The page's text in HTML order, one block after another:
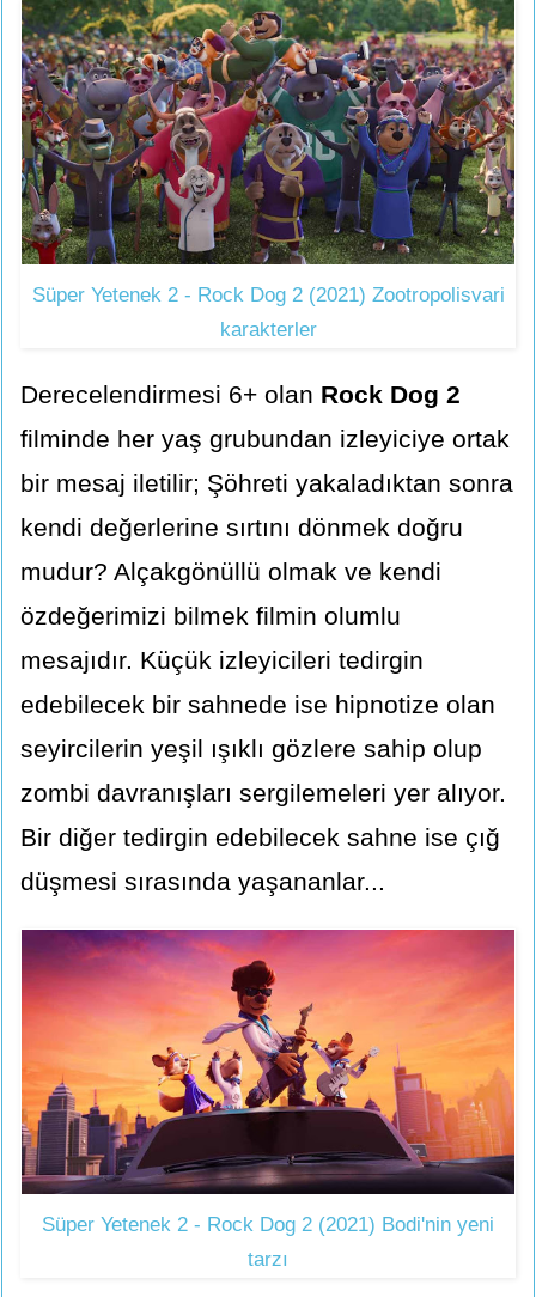
Süper Yetenek 2 - Rock Dog 2 (2021) Zootropolisvari
karakterler
Derecelendirmesi 6+ olan Rock Dog 2
filminde her yaş grubundan izleyiciye ortak
bir mesaj iletilir; Şöhreti yakaladıktan sonra
kendi değerlerine sırtını dönmek doğru
mudur? Alçakgönüllü olmak ve kendi
özdeğerimizi bilmek filmin olumlu
mesajıdır. Küçük izleyicileri tedirgin
edebilecek bir sahnede ise hipnotize olan
seyircilerin yeşil ışıklı gözlere sahip olup
zombi davranışları sergilemeleri yer alıyor.
Bir diğer tedirgin edebilecek sahne ise çığ
düşmesi sırasında yaşananlar...
Süper Yetenek 2 - Rock Dog 2 (2021) Bodi'nin yeni
tarzı